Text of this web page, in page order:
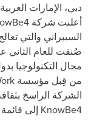
دبي، الإمارات العربية
أعلنت شركة
السيبراني والتي
صُنفت للعام الثاني
من قِبل مؤسسة
الشركة الراسخ
KnowBe4 إلى